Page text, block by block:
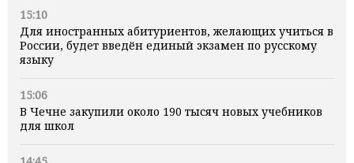
15:10
Для иностранных абитуриентов, желающих учиться в
России, будет введён единый экзамен по русскому
языку
15:06
В Чечне закупили около 190 тысяч новых учебников
для школ